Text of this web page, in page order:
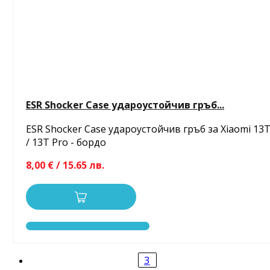
ESR Shocker Case удароустойчив гръб...
ESR Shocker Case удароустойчив гръб за Xiaomi 13T
/ 13T Pro - бордо
8,00 € / 15.65 лв.
3